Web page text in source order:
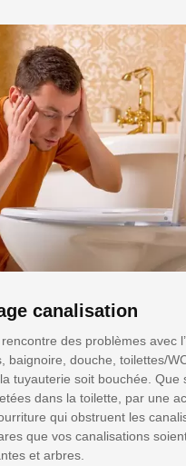
canalisation
des problèmes avec
baignoire, douche, toilettes/
tuyauterie soit bouchée. Que
dans la toilette, par une
qui obstruent les
que vos canalisations
et arbres.